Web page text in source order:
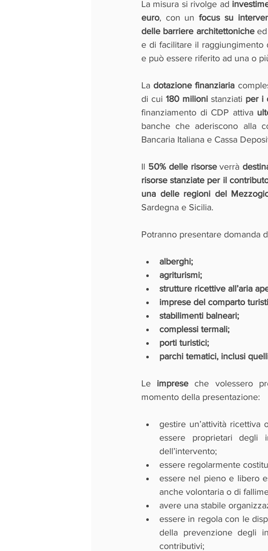
La misura si rivolge ad
euro, con un focus su
delle barriere architettoniche ed
e di facilitare il raggiungimento
e può essere riferito ad una o
La dotazione finanziaria
di cui 180 milioni stanziati per i
finanziamento di CDP attiva
banche che aderiscono alla
Bancaria Italiana e Cassa
Il 50% delle risorse verrà
risorse stanziate per il
una delle regioni del
Sardegna e Sicilia.
Potranno presentare domanda
alberghi;
agriturismi;
strutture ricettive all’aria
imprese del comparto
stabilimenti balneari;
complessi termali;
porti turistici;
parchi tematici, inclusi
Le imprese che volessero
momento della presentazione:
gestire un’attività
essere proprietari degli
dell’intervento;
essere regolarmente
essere nel pieno e libero
anche volontaria o di
avere una stabile
essere in regola con le
della prevenzione degli
contributivi;